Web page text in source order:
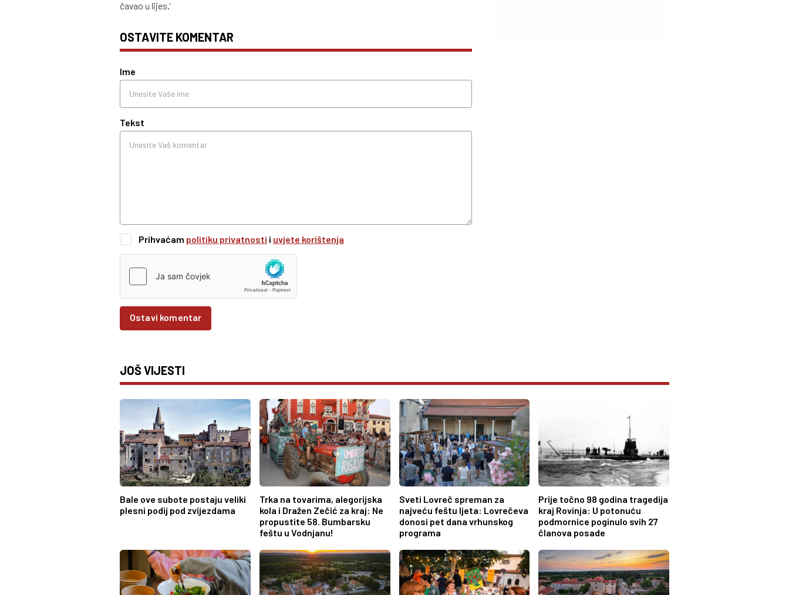
čavao u lijes.'
OSTAVITE KOMENTAR
Ime
Tekst
Prihvaćam politiku privatnosti i uvjete korištenja
Ostavi komentar
JOŠ VIJESTI
Bale ove subote postaju veliki
plesni podij pod zvijezdama
Trka na tovarima, alegorijska
kola i Dražen Zečić za kraj: Ne
propustite 58. Bumbarsku
feštu u Vodnjanu!
Sveti Lovreč spreman za
najveću feštu ljeta: Lovrečeva
donosi pet dana vrhunskog
programa
Prije točno 98 godina tragedija
kraj Rovinja: U potonuću
podmornice poginulo svih 27
članova posade